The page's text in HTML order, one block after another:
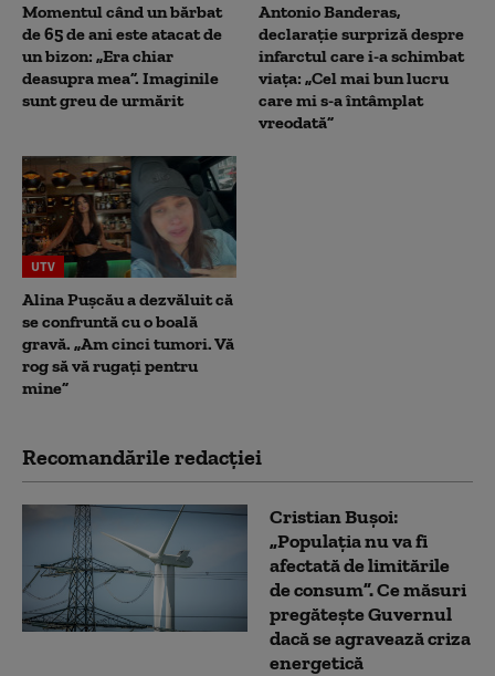
Momentul când un bărbat
de 65 de ani este atacat de
un bizon: „Era chiar
deasupra mea”. Imaginile
sunt greu de urmărit
Antonio Banderas,
declarație surpriză despre
infarctul care i-a schimbat
viața: „Cel mai bun lucru
care mi s-a întâmplat
vreodată”
UTV
Alina Pușcău a dezvăluit că
se confruntă cu o boală
gravă. „Am cinci tumori. Vă
rog să vă rugați pentru
mine”
Recomandările redacţiei
Cristian Bușoi:
„Populația nu va fi
afectată de limitările
de consum”. Ce măsuri
pregătește Guvernul
dacă se agravează criza
energetică